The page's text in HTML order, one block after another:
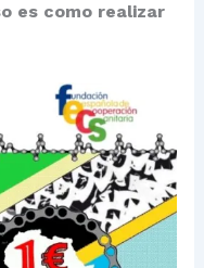
es como realizar